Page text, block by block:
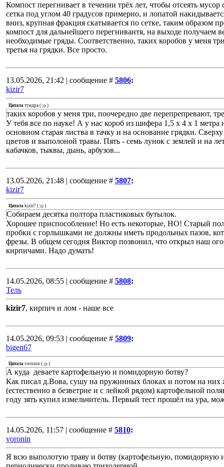
Компост перегнивает в течении трёх лет, чтобы отсеять
сетка под углом 40 градусов примерно, и лопатой
вниз, крупная фракция скатывается по сетке, таким образом
компост для дальнейшего перегнивантя, на выходе получаем
необходимые гряды. Соответственно, таких коробов у меня
третья на грядки. Все просто.
13.05.2026, 21:42 | сообщение # 5806:
kizir7
Цитата тундра ( )
таких коробов у меня три, поочередно две перепрепревают,
У тебя все по науке! А у нас короб из шифера 1,5 х 4 х 1 метра
основном старая листва в тачку и на основание грядки.
цветов и выполоной травы. Пять - семь лунок с землей и на
кабачков, тыквы, дынь, арбузов...
13.05.2026, 21:48 | сообщение # 5807:
kizir7
Цитата kizir7 ( )
Собираем десятка полтора пластиковых бутылок.
Хорошее приспособление! Но есть некоторые, НО! Старый
пробки с горлышками не должны иметь продольных пазов,
фрезы. В общем сегодня Виктор позвонил, что открыл наш
кирпичами. Надо думать!
14.05.2026, 08:55 | сообщение # 5808:
Тель
kizir7, кирпич и лом - наше все
14.05.2026, 09:53 | сообщение # 5809:
bigen67
Цитата voronin ( )
А куда деваете картофельную и помидорную ботву?
Как писал д.Вова, сушу на пружинных блоках и потом на них
(естественно в безветрие и с лейкой рядом) картофельной
году зять купил измельчитель. Первый тест прошёл на ура,
14.05.2026, 11:57 | сообщение # 5810:
voronin
Я всю выполотую траву и ботву (картофельную, помидорную